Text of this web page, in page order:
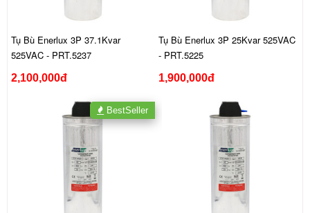
Tụ Bù Enerlux 3P 37.1Kvar
525VAC - PRT.5237
2,100,000đ
Tụ Bù Enerlux 3P 25Kvar 525VAC
- PRT.5225
1,900,000đ
BestSeller